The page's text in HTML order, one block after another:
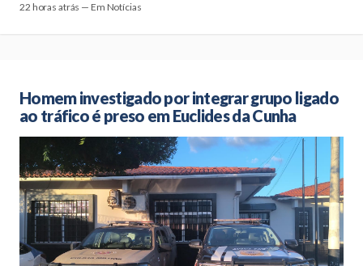
22 horas atrás — Em Notícias
Homem investigado por integrar grupo ligado
ao tráfico é preso em Euclides da Cunha